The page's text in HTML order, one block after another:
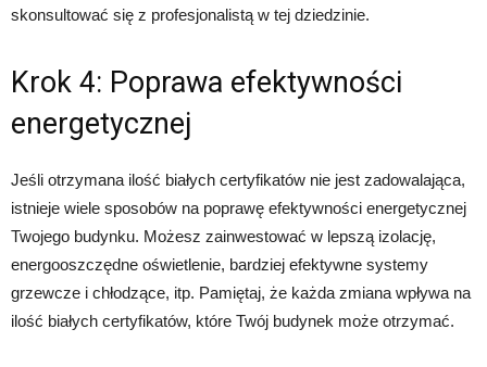
skonsultować się z profesjonalistą w tej dziedzinie.
Krok 4: Poprawa efektywności
energetycznej
Jeśli otrzymana ilość białych certyfikatów nie jest zadowalająca,
istnieje wiele sposobów na poprawę efektywności energetycznej
Twojego budynku. Możesz zainwestować w lepszą izolację,
energooszczędne oświetlenie, bardziej efektywne systemy
grzewcze i chłodzące, itp. Pamiętaj, że każda zmiana wpływa na
ilość białych certyfikatów, które Twój budynek może otrzymać.